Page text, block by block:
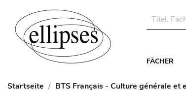
FÄCHER
Startseite BTS Français - Culture générale et